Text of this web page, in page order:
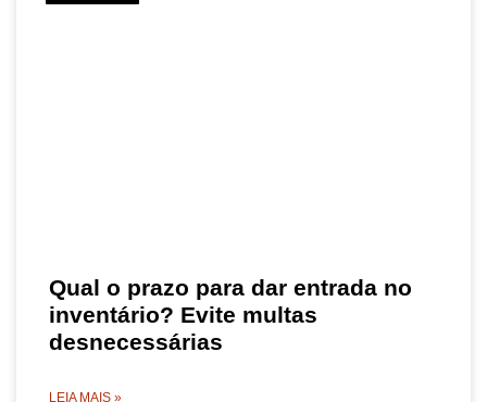
Qual o prazo para dar entrada no
inventário? Evite multas
desnecessárias
LEIA MAIS »